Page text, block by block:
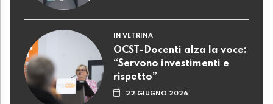
IN VETRINA
OCST-Docenti alza la voce:
“Servono investimenti e
rispetto”
22 GIUGNO 2026